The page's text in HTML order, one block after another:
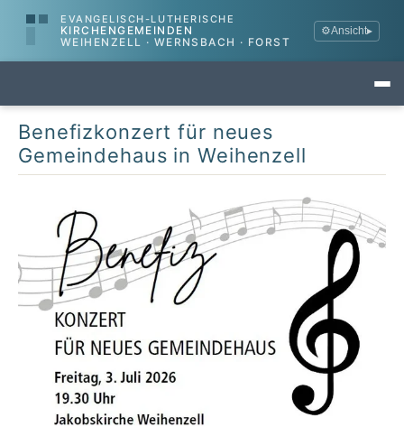
EVANGELISCH-LUTHERISCHE
KIRCHENGEMEINDEN
WEIHENZELL · WERNSBACH · FORST
⚙Ansicht▸
Benefizkonzert für neues
Gemeindehaus in Weihenzell